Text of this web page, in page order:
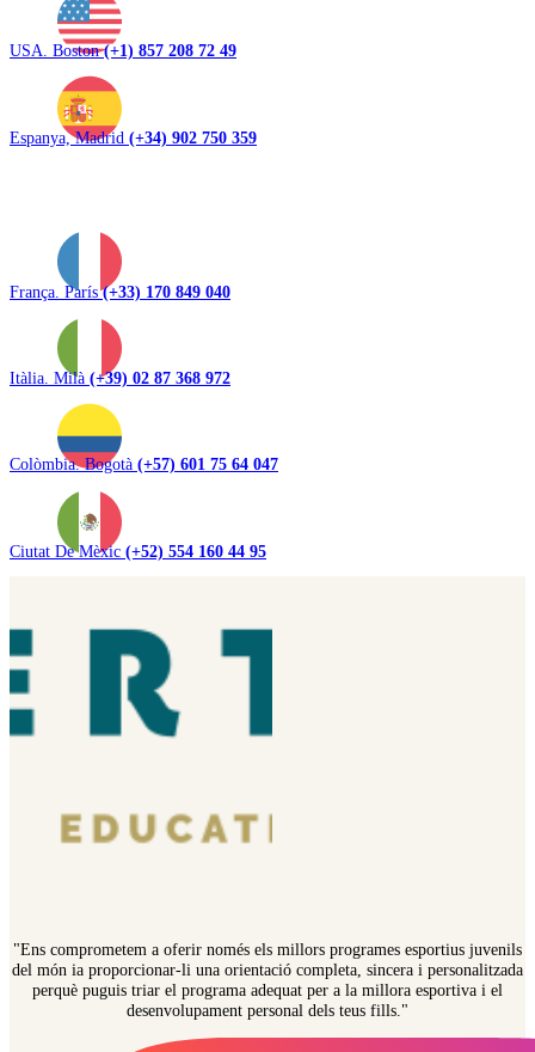
USA. Boston(+1) 857 208 72 49
Espanya, Madrid (+34) 902 750 359
França. París(+33) 170 849 040
Itàlia. Milà (+39) 02 87 368 972
Colòmbia. Bogotà (+57) 601 75 64 047
Ciutat De Mèxic (+52) 554 160 44 95
"Ens comprometem a oferir només els millors programes esportius juvenils
del món ia proporcionar-li una orientació completa, sincera i personalitzada
perquè puguis triar el programa adequat per a la millora esportiva i el
desenvolupament personal dels teus fills."